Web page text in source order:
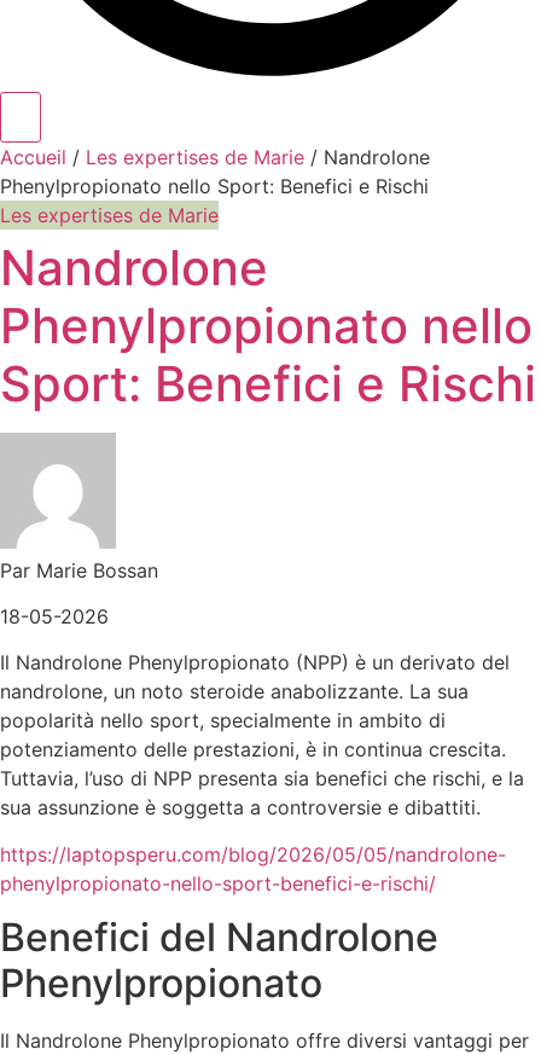
Accueil / Les expertises de Marie / Nandrolone
Phenylpropionato nello Sport: Benefici e Rischi
Les expertises de Marie
Nandrolone
Phenylpropionato nello
Sport: Benefici e Rischi
Par Marie Bossan
18-05-2026
Il Nandrolone Phenylpropionato (NPP) è un derivato del
nandrolone, un noto steroide anabolizzante. La sua
popolarità nello sport, specialmente in ambito di
potenziamento delle prestazioni, è in continua crescita.
Tuttavia, l’uso di NPP presenta sia benefici che rischi, e la
sua assunzione è soggetta a controversie e dibattiti.
https://laptopsperu.com/blog/2026/05/05/nandrolone-
phenylpropionato-nello-sport-benefici-e-rischi/
Benefici del Nandrolone
Phenylpropionato
Il Nandrolone Phenylpropionato offre diversi vantaggi per